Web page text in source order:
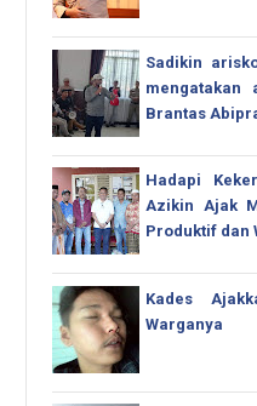
Sadikin
mengatakan
Brantas
Hadapi
Azikin Ajak
Produktif dan
Kades
Warganya